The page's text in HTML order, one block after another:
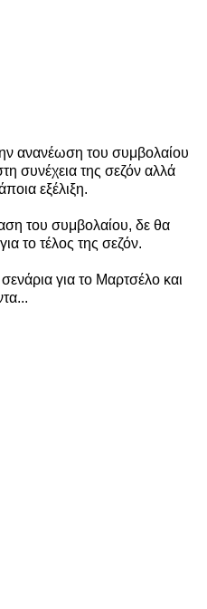
ανανέωση του συμβολαίου
συνέχεια της σεζόν αλλά
εξέλιξη.
του συμβολαίου, δε θα
το τέλος της σεζόν.
για το Μαρτσέλο και